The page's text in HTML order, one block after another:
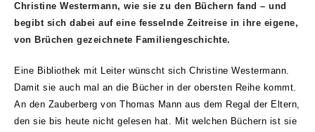
Christine Westermann, wie sie zu den Büchern fand – und
begibt sich dabei auf eine fesselnde Zeitreise in ihre eigene,
von Brüchen gezeichnete Familiengeschichte.
Eine Bibliothek mit Leiter wünscht sich Christine Westermann.
Damit sie auch mal an die Bücher in der obersten Reihe kommt.
An den Zauberberg von Thomas Mann aus dem Regal der Eltern,
den sie bis heute nicht gelesen hat. Mit welchen Büchern ist sie